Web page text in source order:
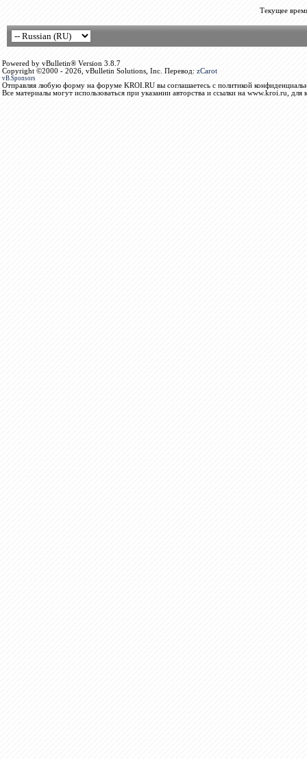
Текущее
Powered by vBulletin® Version 3.8.7
Copyright ©2000 - 2026, vBulletin Solutions, Inc. Перевод: zCarot
vB.Sponsors
Отправляя любую форму на форуме KROI.RU вы соглашаетесь с политикой
Все материалы могут использоваться при указании авторства и ссылки на www.kroi.ru, для